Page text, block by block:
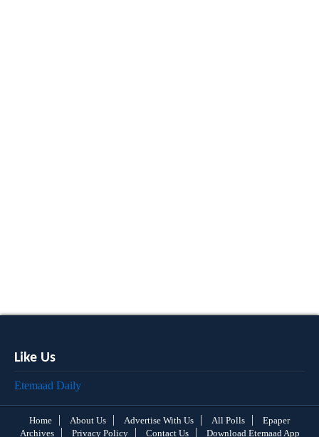
Like Us
Etemaad Daily
Home About Us Advertise With Us All Polls
Epaper
Archives
Privacy Policy Contact Us Download Etemaad App